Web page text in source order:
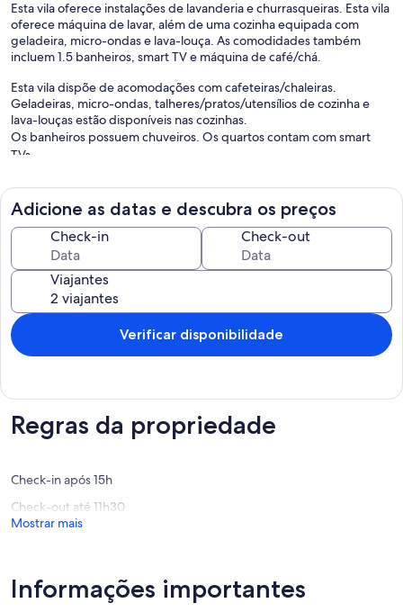
Esta vila oferece instalações de lavanderia e churrasqueiras. Esta vila
oferece máquina de lavar, além de uma cozinha equipada com
geladeira, micro-ondas e lava-louça. As comodidades também
incluem 1.5 banheiros, smart TV e máquina de café/chá.
Esta vila dispõe de acomodações com cafeteiras/chaleiras.
Geladeiras, micro-ondas, talheres/pratos/utensílios de cozinha e
lava-louças estão disponíveis nas cozinhas.
Os banheiros possuem chuveiros. Os quartos contam com smart
TVs.
Adicione as datas e descubra os preços
Check-in Check-out
Viajantes
Verificar disponibilidade
Regras da propriedade
Check-in após 15h
Check-out até 11h30
Mostrar mais
Informações importantes